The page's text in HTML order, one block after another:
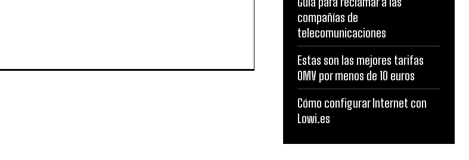
compañías de
telecomunicaciones
Estas son las mejores tarifas
OMV por menos de 10 euros
Cómo configurar Internet con
Lowi.es